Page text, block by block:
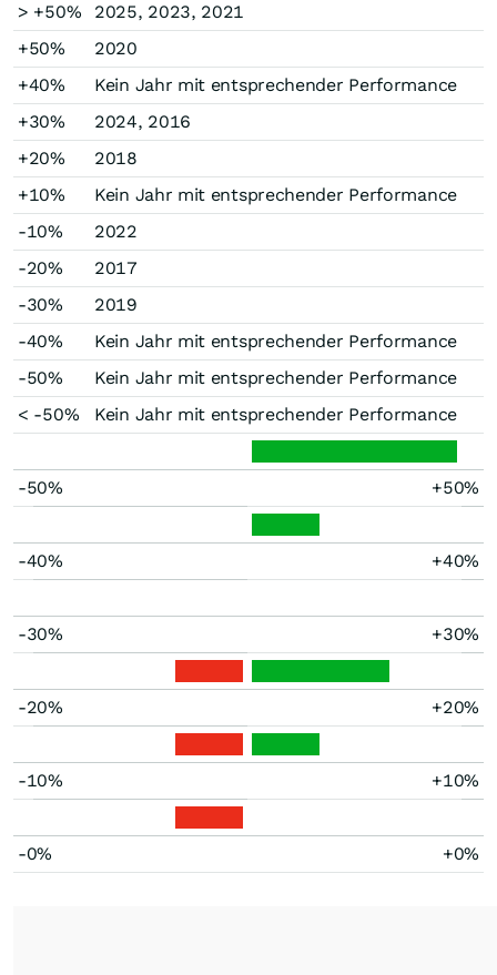
> +50%
2025, 2023, 2021
+50%
2020
+40%
Kein Jahr mit entsprechender Performance
+30%
2024, 2016
+20%
2018
+10%
Kein Jahr mit entsprechender Performance
-10%
2022
-20%
2017
-30%
2019
-40%
Kein Jahr mit entsprechender Performance
-50%
Kein Jahr mit entsprechender Performance
< -50%
Kein Jahr mit entsprechender Performance
-50% +50%
-40% +40%
-30% +30%
-20% +20%
-10% +10%
-0% +0%